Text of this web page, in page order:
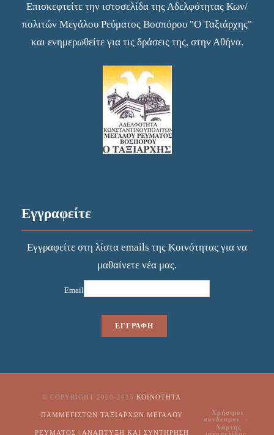
Επισκεφτείτε την ιστοσελίδα της Αδελφότητας Κων/
πολιτών Μεγάλου Ρεύματος Βοσπόρου "Ο Ταξιάρχης"
και ενημερωθείτε για τις δράσεις της, στην Αθήνα.
Εγγραφείτε
Εγγραφείτε στη λίστα emails της Κοινότητας για να
μαθαίνετε νέα μας.
Email
© COPYRIGHT 2020-2025 ΚΟΙΝΌΤΗΤΑ
ΠΑΜΜΕΓΊΣΤΩΝ ΤΑΞΙΑΡΧΏΝ ΜΕΓΆΛΟΥ
ΡΕΎΜΑΤΟΣ | ΑΝΑΠΤΥΞΗ ΚΑΙ ΣΥΝΤΗΡΗΣΗ
Χρήσιμοι
σύνδεσμοι
Χάρτης